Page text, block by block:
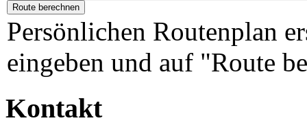
Persönlichen Routenplan
eingeben und auf "Route
Kontakt